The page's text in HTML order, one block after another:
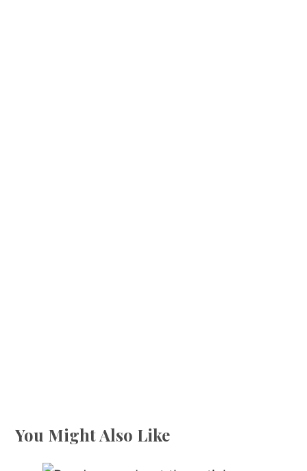
You Might Also Like